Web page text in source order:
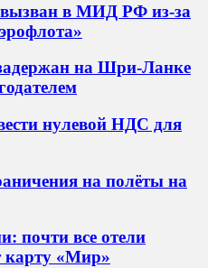
в МИД РФ из-за
на Шри-Ланке
нулевой НДС для
на полёты на
почти все отели
«Мир»